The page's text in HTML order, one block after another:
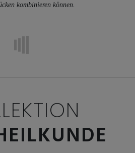
kombinieren können.